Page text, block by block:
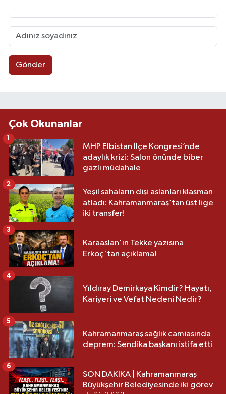
Gönder
Çok Okunanlar
MHP Elbistan İlçe Kongresi’nde
adaylık krizi: Salon önünde biber
gazlı müdahale
Yeşil sahaların dişi aslanları klasman
atladı: Kahramanmaraş’tan üst lige
iki transfer!
2
Karaaslan'ın Tekke yazısına
Erkoç'tan açıklama!
3
Yıldıray Demirkaya Kimdir? Hayatı,
Kariyeri ve Vefat Nedeni Nedir?
4
Kahramanmaraş sağlık camiasında
deprem: Sendika başkanı istifa etti
5
SON DAKİKA | Kahramanmaraş
Büyükşehir Belediyesinde iki görev
6